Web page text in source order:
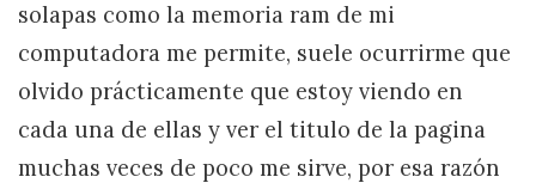
solapas como la memoria ram de mi
computadora me permite, suele ocurrirme que
olvido prácticamente que estoy viendo en
cada una de ellas y ver el titulo de la pagina
muchas veces de poco me sirve, por esa razón